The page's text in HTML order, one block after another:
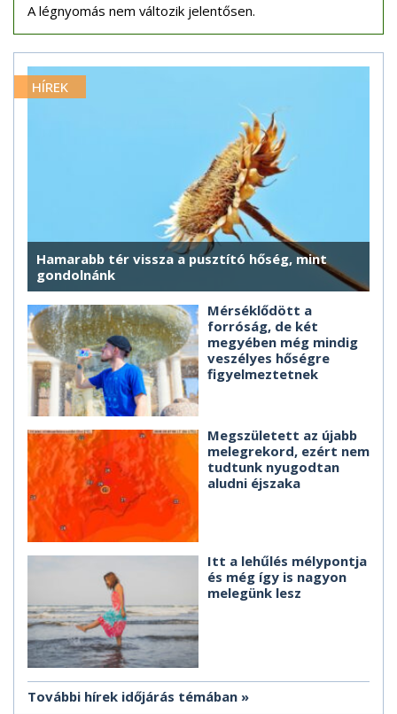
A légnyomás nem változik jelentősen.
HÍREK
Hamarabb tér vissza a pusztító hőség, mint
gondolnánk
Mérséklődött a
forróság, de két
megyében még mindig
veszélyes hőségre
figyelmeztetnek
Megszületett az újabb
melegrekord, ezért nem
tudtunk nyugodtan
aludni éjszaka
Itt a lehűlés mélypontja
és még így is nagyon
melegünk lesz
További hírek időjárás témában